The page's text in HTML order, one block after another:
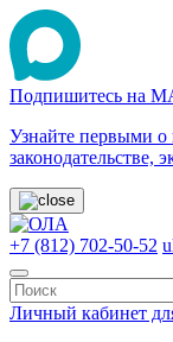
Подпишитесь на
Узнайте первыми о
законодательстве,
+7 (812) 702-50-52
Личный кабинет